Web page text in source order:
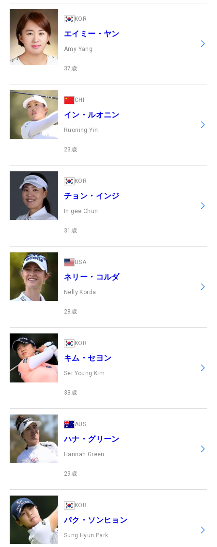
KOR
エイミー・ヤン
Amy Yang
37 歳
CHI
イン・ルオニン
Ruoning Yin
23 歳
KOR
チョン・インジ
In gee Chun
31 歳
USA
ネリー・コルダ
Nelly Korda
28 歳
KOR
キム・セヨン
Sei Young Kim
33 歳
AUS
ハナ・グリーン
Hannah Green
29 歳
KOR
パク・ソンヒョン
Sung Hyun Park